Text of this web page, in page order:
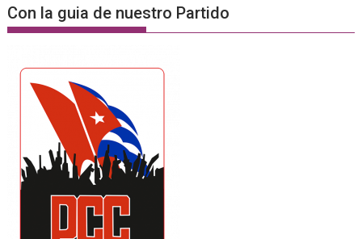
Con la guia de nuestro Partido